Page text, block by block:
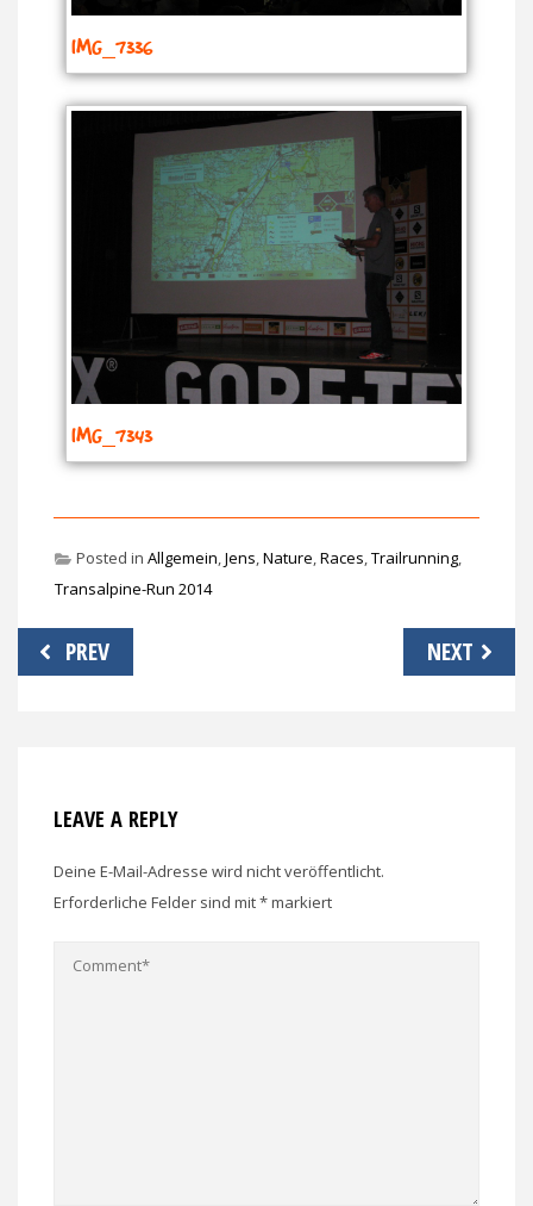
IMG_7336
IMG_7343
Posted in Allgemein,Jens,Nature,Races,Trailrunning,
Transalpine-Run 2014
Beitragsnavigation
PREV NEXT
LEAVE A REPLY
Deine E-Mail-Adresse wird nicht veröffentlicht.
Erforderliche Felder sind mit*markiert